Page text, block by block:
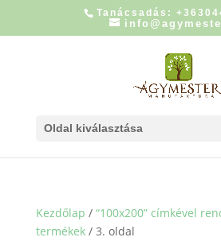
Tanácsadás:
Oldal kiválasztása
Kezdőlap / “100x200” címkével
termékek/ 3. oldal